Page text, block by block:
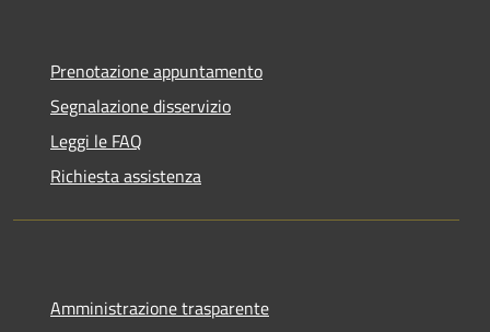
Prenotazione appuntamento
Segnalazione disservizio
Leggi le FAQ
Richiesta assistenza
Amministrazione trasparente